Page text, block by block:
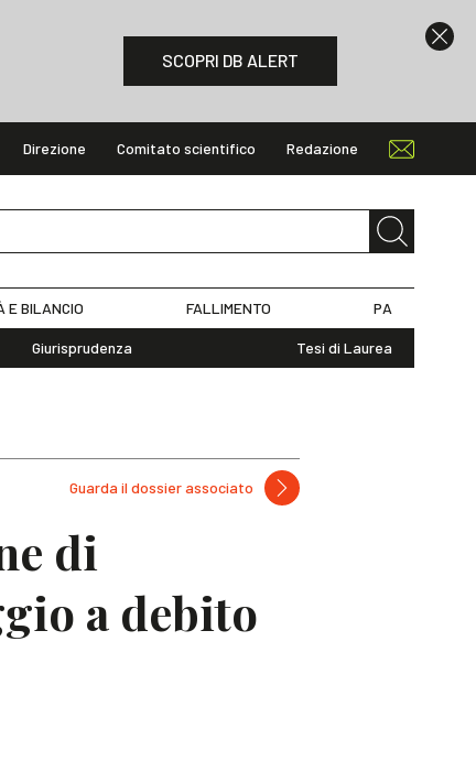
SCOPRI DB ALERT
Direzione Comitato scientifico Redazione
E BILANCIO FALLIMENTO PA
Giurisprudenza Tesi di Laurea
Guarda il dossier associato
di
a debito